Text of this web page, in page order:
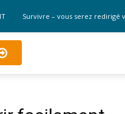
Survivre – vous serez redirigé